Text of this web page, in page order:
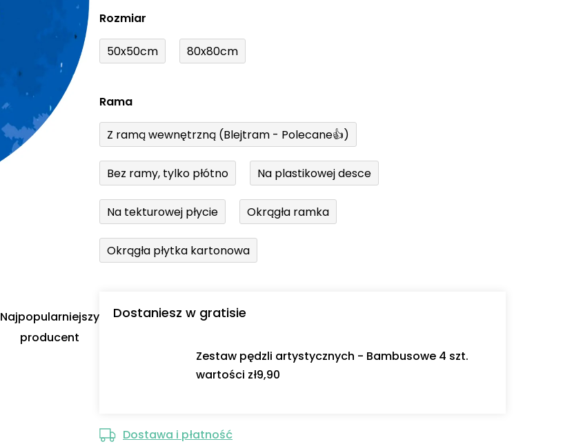
Rozmiar
50x50cm 80x80cm
Rama
Z ramą wewnętrzną (Blejtram - Polecane👍)
Bez ramy, tylko płótno Na plastikowej desce
Na tekturowej płycie Okrągła ramka
Okrągła płytka kartonowa
Dostaniesz w gratisie
Zestaw pędzli artystycznych - Bambusowe 4 szt.
wartości zł9,90
Dostawa i płatność
Najpopularniejszy
producent